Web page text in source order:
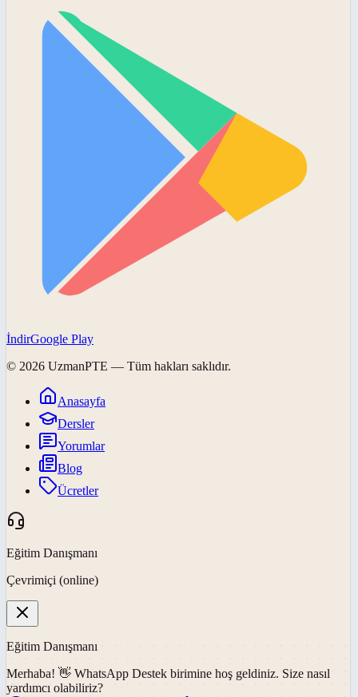
İndirGoogle Play
© 2026 UzmanPTE — Tüm hakları saklıdır.
Anasayfa
Dersler
Yorumlar
Blog
Ücretler
Eğitim Danışmanı
Çevrimiçi (online)
Eğitim Danışmanı
Merhaba! 👋 WhatsApp Destek birimine hoş geldiniz. Size nasıl
yardımcı olabiliriz?